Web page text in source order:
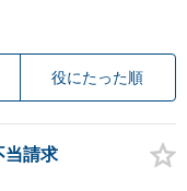
役にたった順
当請求